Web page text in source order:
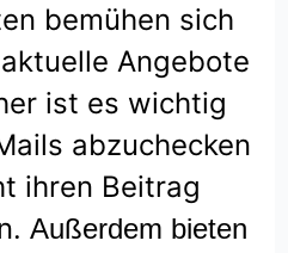
bemühen sich
Angebote
ist es wichtig
abzuchecken
ihren Beitrag
Außerdem bieten